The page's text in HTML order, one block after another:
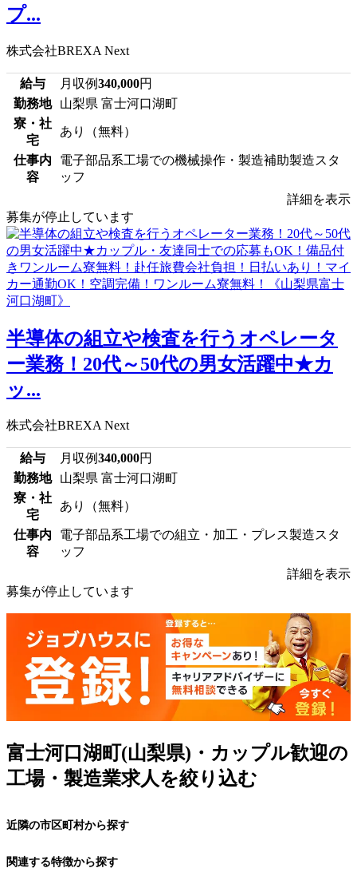
プ...
株式会社BREXA Next
給与 月収例340,000円
勤務地
山梨県 富士河口湖町
寮・社
宅
あり（無料）
仕事内
容
電子部品系工場での機械操作・製造補助製造スタ
ッフ
詳細を表示
募集が停止しています
半導体の組立や検査を行うオペレータ
ー業務！20代～50代の男女活躍中★カ
ッ...
株式会社BREXA Next
給与 月収例340,000円
勤務地
山梨県 富士河口湖町
寮・社
宅
あり（無料）
仕事内
容
電子部品系工場での組立・加工・プレス製造スタ
ッフ
詳細を表示
募集が停止しています
富士河口湖町(山梨県)・カップル歓迎の
工場・製造業求人を絞り込む
近隣の市区町村から探す
関連する特徴から探す